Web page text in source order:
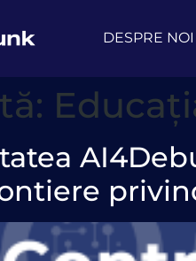
DESPRE NOI